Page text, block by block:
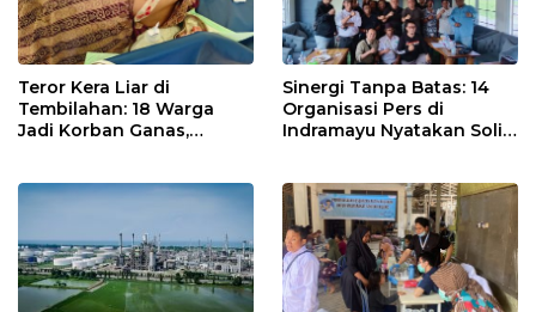
Teror Kera Liar di
Tembilahan: 18 Warga
Jadi Korban Ganas,
Sinergi Tanpa Batas: 14
Organisasi Pers di
Indramayu Nyatakan Solid